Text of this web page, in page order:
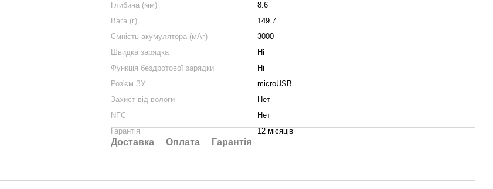
Глибина (мм)
8.6
Вага (г)
149.7
Ємність акумулятора (мАг)
3000
Швидка зарядка
Ні
Функція бездротової зарядки
Ні
Роз'єм ЗУ
microUSB
Захист від вологи
Нет
NFC
Нет
Гарантія
12 місяців
Доставка Оплата Гарантія